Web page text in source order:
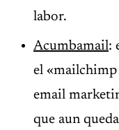
labor.
Acumbamail:
el «mailchimp
email
que aun